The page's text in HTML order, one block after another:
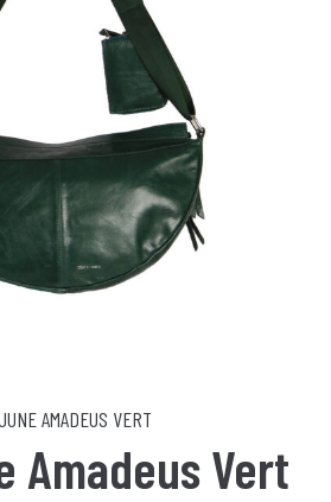
AMADEUS VERT
Amadeus Vert